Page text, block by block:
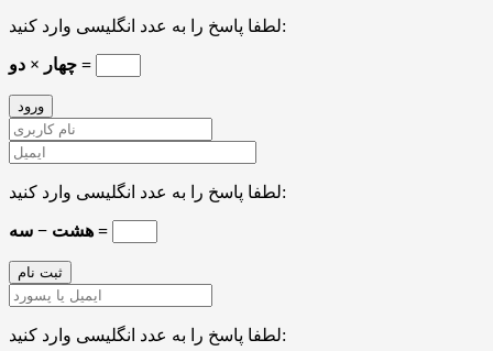
لطفا پاسخ را به عدد انگلیسی وارد کنید:
چهار × دو =
لطفا پاسخ را به عدد انگلیسی وارد کنید:
هشت − سه =
لطفا پاسخ را به عدد انگلیسی وارد کنید: